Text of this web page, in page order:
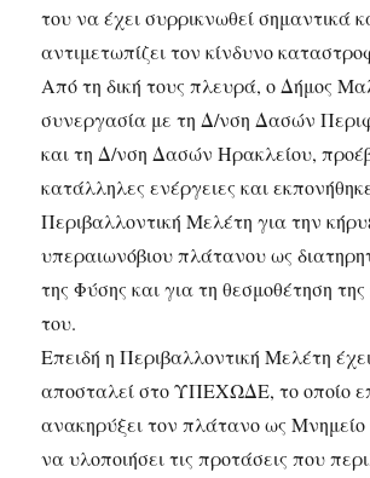
του να έχει συρρικνωθεί σημαντικά
αντιμετωπίζει τον κίνδυνο
Από τη δική τους πλευρά, ο Δήμος
συνεργασία με τη Δ/νση Δασών
και τη Δ/νση Δασών Ηρακλείου,
κατάλληλες ενέργειες και
Περιβαλλοντική Μελέτη για την
υπεραιωνόβιου πλάτανου ως
της Φύσης και για τη θεσμοθέτηση
του.
Επειδή η Περιβαλλοντική Μελέτη
αποσταλεί στο ΥΠΕΧΩΔΕ, το οποίο
ανακηρύξει τον πλάτανο ως Μνημείο
να υλοποιήσει τις προτάσεις που